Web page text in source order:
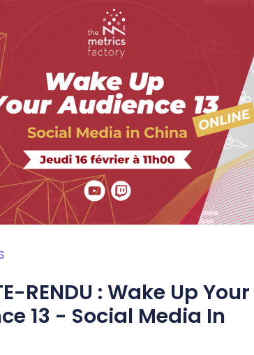
RENDU : Wake Up Your
13 - Social Media In